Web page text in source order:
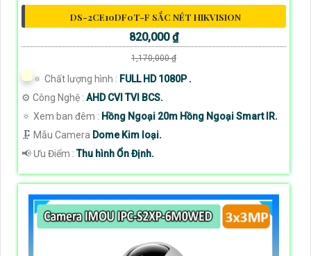
DS-2CE10DF0T-F SẮC NÉT HIKVISION
820,000 ₫
1,170,000 ₫
🔅 Chất lượng hình : FULL HD 1080P .
⚙ Công Nghệ : AHD CVI TVI BCS.
🔅 Xem ban đêm : Hồng Ngoại 20m Hồng Ngoại Smart IR.
🗜️ Mẫu Camera Dome Kim loại.
️📢 Ưu Điểm :Thu hình Ổn Định.